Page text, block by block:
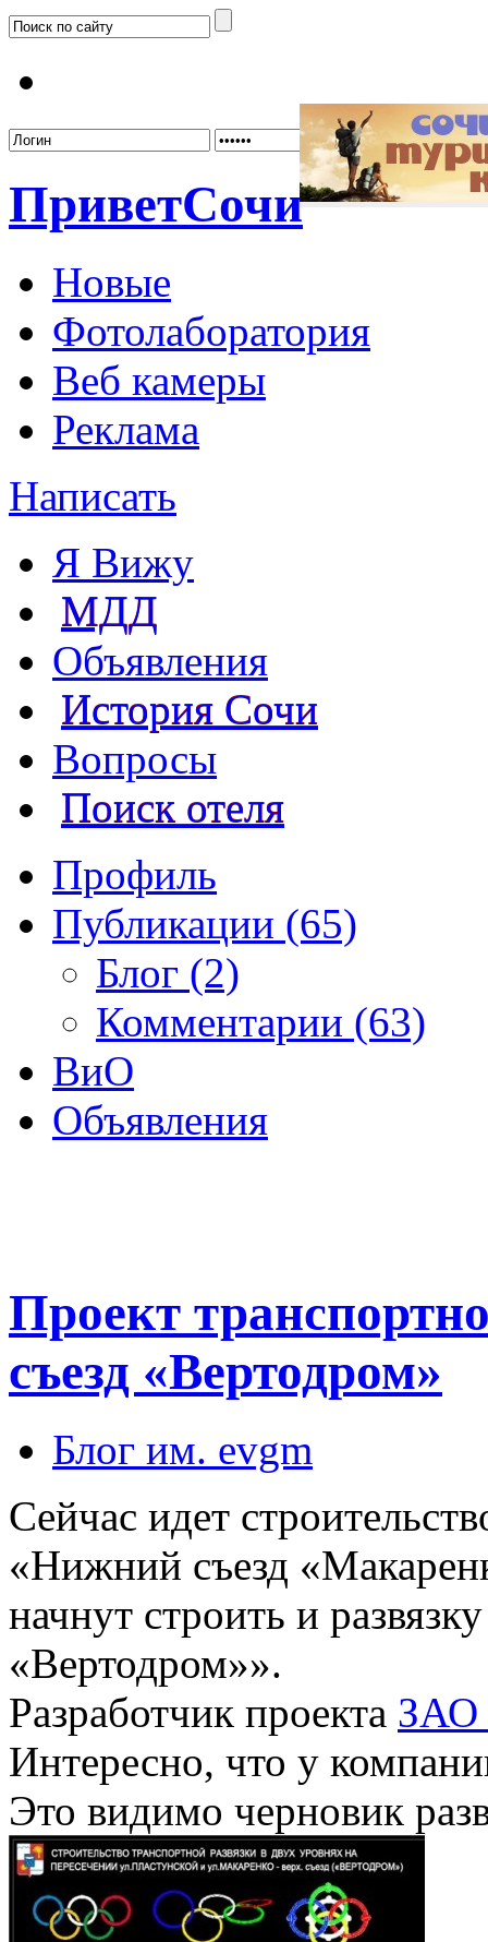
ПриветСочи
Новые
Фотолаборатория
Веб камеры
Реклама
Написать
Я Вижу
МДД
Объявления
История Сочи
Вопросы
Поиск отеля
Профиль
Публикации (65)
Блог (2)
Комментарии (63)
ВиО
Объявления
Проект
съезд «Вертодром»
Блог им. evgm
Сейчас идет
«Нижний съезд
начнут строить и
«Вертодром»».
Разработчик проекта ЗАО
Интересно, что у
Это видимо черновик